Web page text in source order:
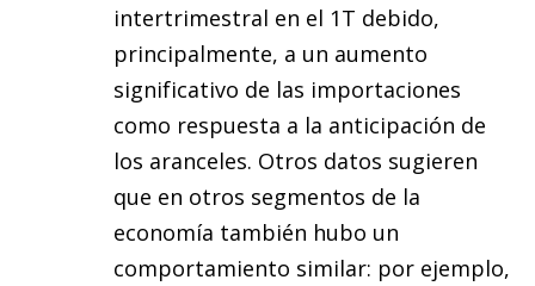
intertrimestral en el 1T debido,
principalmente, a un aumento
significativo de las importaciones
como respuesta a la anticipación de
los aranceles. Otros datos sugieren
que en otros segmentos de la
economía también hubo un
comportamiento similar: por ejemplo,